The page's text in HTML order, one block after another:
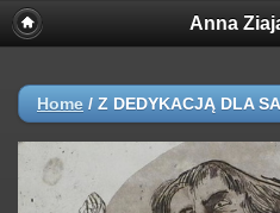
Anna
Home / Z DEDYKACJĄ DLA